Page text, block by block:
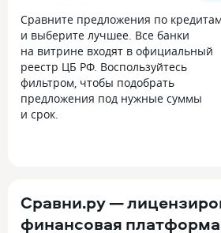
Сравните предложения по кредитам
и выберите лучшее. Все банки
на витрине входят в официальный
реестр ЦБ РФ. Воспользуйтесь
фильтром, чтобы подобрать
предложения под нужные суммы
и срок.
Сравни.ру —
финансовая платформа